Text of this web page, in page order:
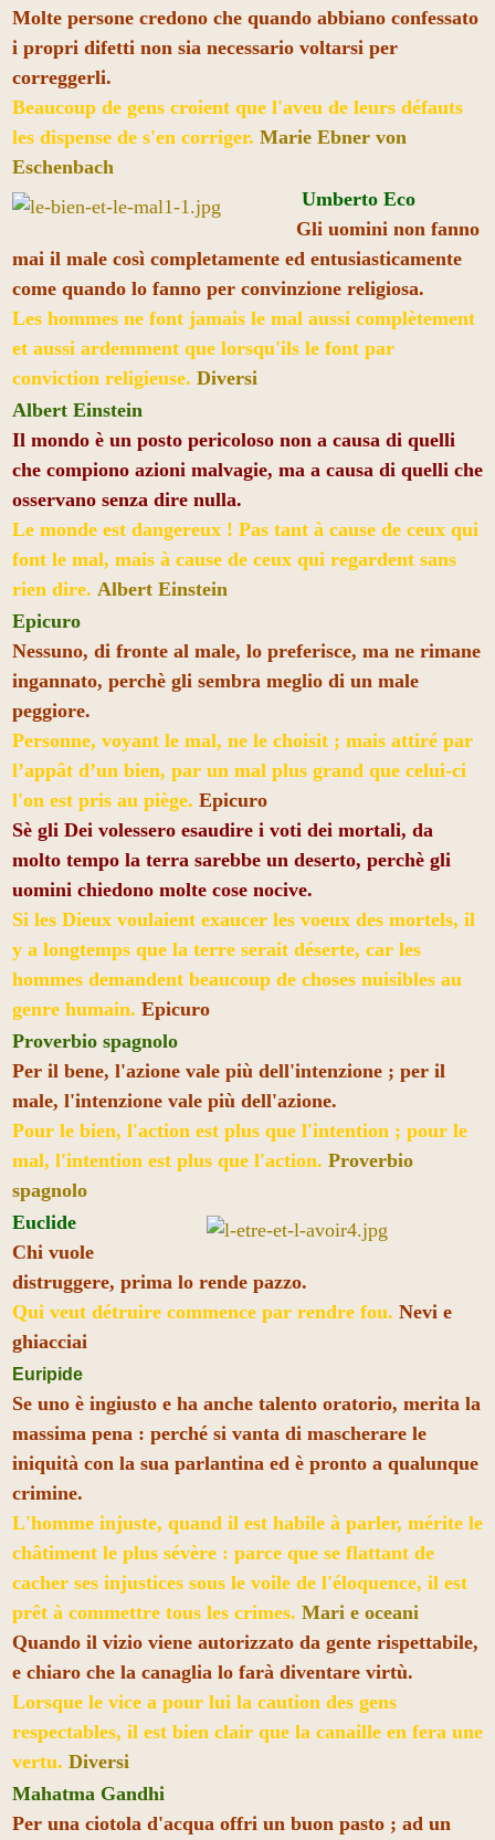
Molte persone credono che quando abbiano confessato
i propri difetti non sia necessario voltarsi per
correggerli.
Beaucoup de gens croient que l'aveu de leurs défauts
les dispense de s'en corriger. Marie Ebner von
Eschenbach
Umberto Eco
Gli uomini non fanno
mai il male così completamente ed entusiasticamente
come quando lo fanno per convinzione religiosa.
Les hommes ne font jamais le mal aussi complètement
et aussi ardemment que lorsqu'ils le font par
conviction religieuse. Diversi
Albert Einstein
Il mondo è un posto pericoloso non a causa di quelli
che compiono azioni malvagie, ma a causa di quelli che
osservano senza dire nulla.
Le monde est dangereux ! Pas tant à cause de ceux qui
font le mal, mais à cause de ceux qui regardent sans
rien dire. Albert Einstein
Epicuro
Nessuno, di fronte al male, lo preferisce, ma ne rimane
ingannato, perchè gli sembra meglio di un male
peggiore.
Personne, voyant le mal, ne le choisit ; mais attiré par
l’appât d’un bien, par un mal plus grand que celui-ci
l'on est pris au piège. Epicuro
Sè gli Dei volessero esaudire i voti dei mortali, da
molto tempo la terra sarebbe un deserto, perchè gli
uomini chiedono molte cose nocive.
Si les Dieux voulaient exaucer les voeux des mortels, il
y a longtemps que la terre serait déserte, car les
hommes demandent beaucoup de choses nuisibles au
genre humain. Epicuro
Proverbio spagnolo
Per il bene, l'azione vale più dell'intenzione ; per il
male, l'intenzione vale più dell'azione.
Pour le bien, l'action est plus que l'intention ; pour le
mal, l'intention est plus que l'action. Proverbio
spagnolo
Euclide
Chi vuole
distruggere, prima lo rende pazzo.
Qui veut détruire commence par rendre fou. Nevi e
ghiacciai
Euripide
Se uno è ingiusto e ha anche talento oratorio, merita la
massima pena : perché si vanta di mascherare le
iniquità con la sua parlantina ed è pronto a qualunque
crimine.
L'homme injuste, quand il est habile à parler, mérite le
châtiment le plus sévère : parce que se flattant de
cacher ses injustices sous le voile de l'éloquence, il est
prêt à commettre tous les crimes. Mari e oceani
Quando il vizio viene autorizzato da gente rispettabile,
e chiaro che la canaglia lo farà diventare virtù.
Lorsque le vice a pour lui la caution des gens
respectables, il est bien clair que la canaille en fera une
vertu. Diversi
Mahatma Gandhi
Per una ciotola d'acqua offri un buon pasto ; ad un